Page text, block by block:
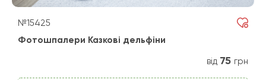
№15425
Фотошпалери Казкові дельфіни
від 75 грн